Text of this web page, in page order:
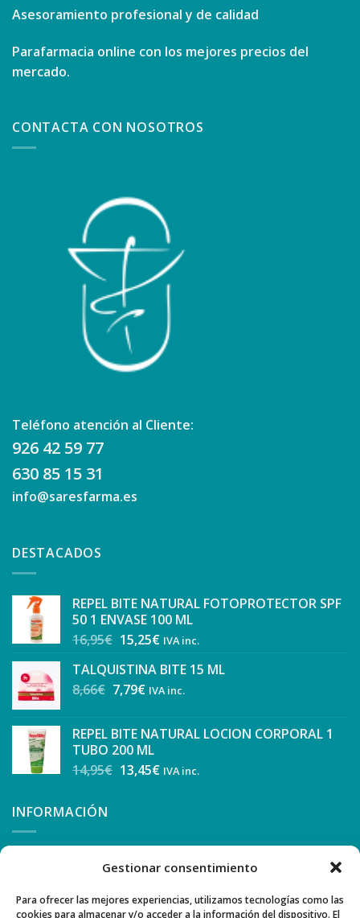
Gestionar consentimiento
Para ofrecer las mejores experiencias, utilizamos tecnologías como las
cookies para almacenar y/o acceder a la información del dispositivo. El
Asesoramiento profesional y de calidad
Parafarmacia online con los mejores precios del
mercado.
CONTACTA CON NOSOTROS
Teléfono atención al Cliente:
926 42 59 77
630 85 15 31
info@saresfarma.es
DESTACADOS
REPEL BITE NATURAL FOTOPROTECTOR SPF
50 1 ENVASE 100 ML
16,95€ 15,25€ IVA inc.
TALQUISTINA BITE 15 ML
8,66€ 7,79€ IVA inc.
REPEL BITE NATURAL LOCION CORPORAL 1
TUBO 200 ML
14,95€ 13,45€ IVA inc.
INFORMACIÓN
CONDICIONES Y FORMA DE PAGO